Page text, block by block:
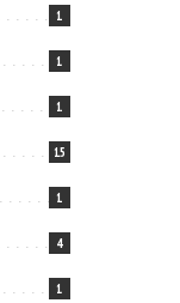
1
1
1
15
1
4
1